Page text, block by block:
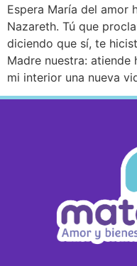
Espera María del amor
Nazareth. Tú que
diciendo que sí, te
Madre nuestra: atiende
mi interior una nueva